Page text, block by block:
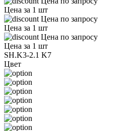
Цена за 1 шт
Цена по запросу
Цена за 1 шт
Цена по запросу
Цена за 1 шт
SH.K3-2.1 K7
Цвет